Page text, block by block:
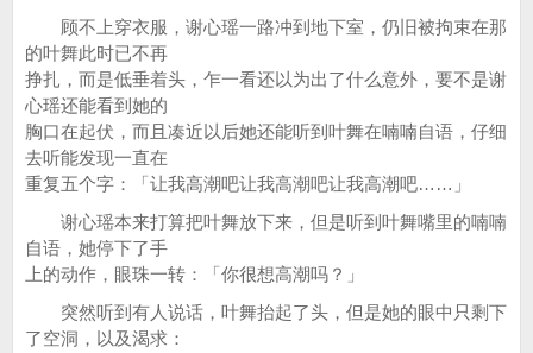
顾不上穿衣服，谢心瑶一路冲到地下室，仍旧被拘束在那
的叶舞此时已不再
挣扎，而是低垂着头，乍一看还以为出了什么意外，要不是谢
心瑶还能看到她的
胸口在起伏，而且凑近以后她还能听到叶舞在喃喃自语，仔细
去听能发现一直在
重复五个字：「让我高潮吧让我高潮吧让我高潮吧……」
谢心瑶本来打算把叶舞放下来，但是听到叶舞嘴里的喃喃
自语，她停下了手
上的动作，眼珠一转：「你很想高潮吗？」
突然听到有人说话，叶舞抬起了头，但是她的眼中只剩下
了空洞，以及渴求：